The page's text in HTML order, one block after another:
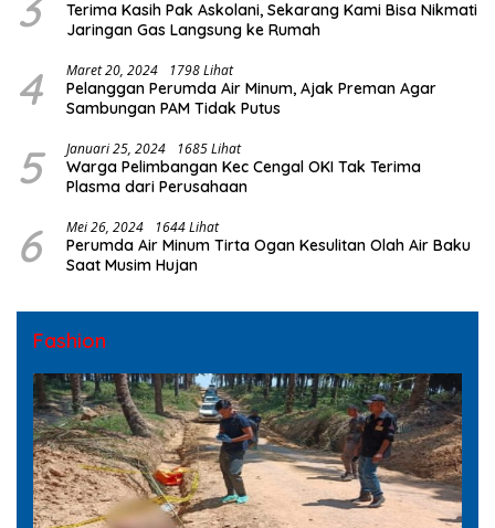
Terima Kasih Pak Askolani, Sekarang Kami Bisa Nikmati
Jaringan Gas Langsung ke Rumah
4 Maret 20, 2024 1798 Lihat
Pelanggan Perumda Air Minum, Ajak Preman Agar
Sambungan PAM Tidak Putus
5 Januari 25, 2024 1685 Lihat
Warga Pelimbangan Kec Cengal OKI Tak Terima
Plasma dari Perusahaan
6 Mei 26, 2024 1644 Lihat
Perumda Air Minum Tirta Ogan Kesulitan Olah Air Baku
Saat Musim Hujan
Fashion